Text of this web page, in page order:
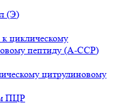
(Э)
циклическому
пептиду (A-ССР)
цитрулиновому
ПЦР